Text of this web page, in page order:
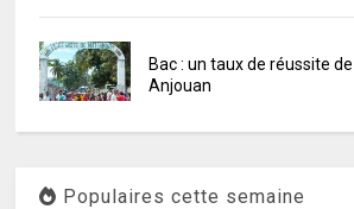
Bac : un taux de réussite de
Anjouan
Populaires cette semaine